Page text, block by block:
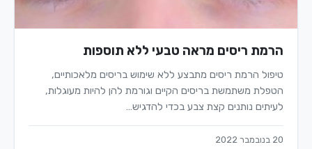
הרמת ריסים מראה טבעי ללא תוספות
טיפול הרמת ריסים מתבצע ללא שימוש בריסים מלאכותיים,
הטפלת משתמשת בריסים הקיים וגורמת להן להיות מעוגלות,
לעיתים נותנים קצת צבע בכדי להדגיש…
20 בנובמבר 2022